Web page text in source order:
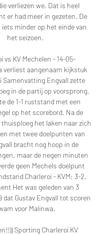
verliezen we. Dat is heel
er had meer in gezeten. De
minder op het einde van
het seizoen.
vs KV Mechelen - 14-05-
verliest aangenaam kijkstuk
Samenvatting Engvall zette
in de partij op voorsprong.
de 1-1 ruststand met een
op het scorebord. Na de
thuisploeg het laken naar zich
met twee doelpunten van
bracht nog hoop in de
maar de negen minuten
geen Mechels doelpunt
Charleroi - KVM: 3-2.
Het was geleden van 3
dat Gustav Engvall tot scoren
voor Malinwa.
Sporting Charleroi KV